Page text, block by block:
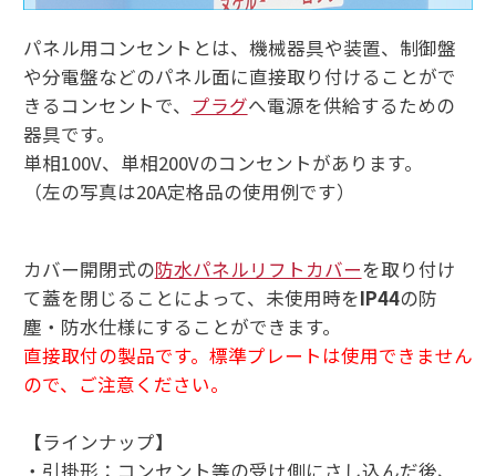
パネル用コンセントとは、機械器具や装置、制御盤
や分電盤などのパネル面に直接取り付けることがで
きるコンセントで、 プラグへ電源を供給するための
器具です。
単相100V、単相200Vのコンセントがあります。
（左の写真は20A定格品の使用例です）
カバー開閉式の防水パネルリフトカバーを取り付け
て蓋を閉じることによって、未使用時をIP44の防
塵・防水仕様にすることができます。
直接取付の製品です。標準プレートは使用できません
ので、ご注意ください。
【ラインナップ】